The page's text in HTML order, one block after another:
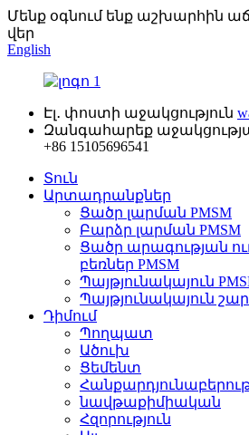
Մենք օգնում ենք աշխարհին
վեր
English
Էլ․ փոստի աջակցություն
Զանգահարեք
+86 15105696541
Տուն
Արտադրանքներ
Ցածր լարման PMSM
Բարձր լարման PMSM
Ցածր արագության
բեռներ PMSM
Պայթյունակայուն
Պայթյունակայուն
Դիմում
Պողպատ
Ածուխ
Ցեմենտ
նավթաքիմիական
Հզորություն